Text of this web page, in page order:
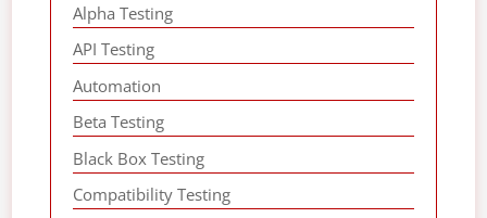
Alpha Testing
API Testing
Automation
Beta Testing
Black Box Testing
Compatibility Testing